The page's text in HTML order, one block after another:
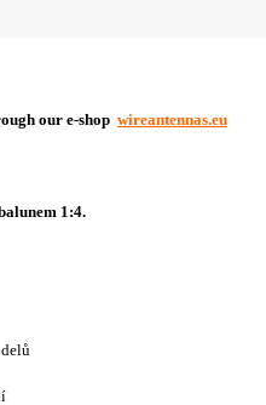
our e-shop wireantennas.eu
1:4.